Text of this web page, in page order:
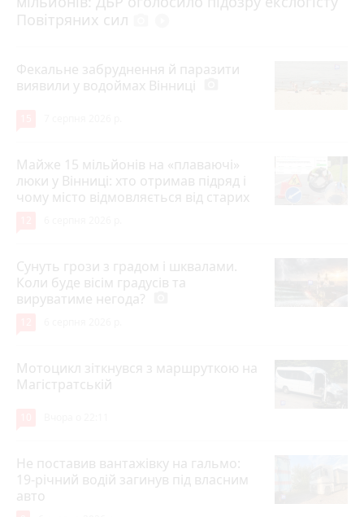
Повітряних сил
Фекальне забруднення й паразити
виявили у водоймах Вінниці
Майже 15 мільйонів на «плаваючі»
люки у Вінниці: хто отримав підряд і
чому місто відмовляється від старих
Сунуть грози з градом і шквалами.
Коли буде вісім градусів та
вируватиме негода?
Мотоцикл зіткнувся з маршруткою на
Магістратській
Не поставив вантажівку на гальмо:
19-річний водій загинув під власним
авто